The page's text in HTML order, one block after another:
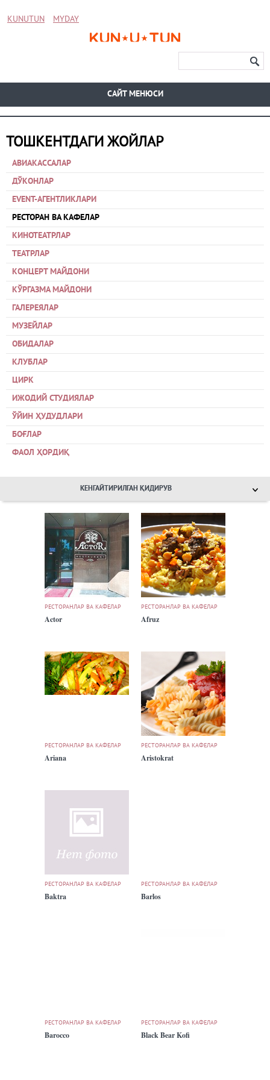
KUNUTUN MYDAY
CАЙТ МЕНЮСИ
ТОШКЕНТДАГИ ЖОЙЛАР
АВИАКАССАЛАР
ДЎКОНЛАР
EVENT-АГЕНТЛИКЛАРИ
РЕСТОРАН ВА КАФЕЛАР
КИНОТЕАТРЛАР
ТЕАТРЛАР
КОНЦЕРТ МАЙДОНИ
КЎРГАЗМА МАЙДОНИ
ГАЛЕРЕЯЛАР
МУЗЕЙЛАР
ОБИДАЛАР
КЛУБЛАР
ЦИРК
ИЖОДИЙ СТУДИЯЛАР
ЎЙИН ҲУДУДЛАРИ
БОҒЛАР
ФАОЛ ҲОРДИҚ
КЕНГАЙТИРИЛГАН ҚИДИРУВ
РЕСТОРАНЛАР ВА КАФЕЛАР
Actor
РЕСТОРАНЛАР ВА КАФЕЛАР
Afruz
РЕСТОРАНЛАР ВА КАФЕЛАР
Ariana
РЕСТОРАНЛАР ВА КАФЕЛАР
Aristokrat
РЕСТОРАНЛАР ВА КАФЕЛАР
Baktra
РЕСТОРАНЛАР ВА КАФЕЛАР
Barlos
РЕСТОРАНЛАР ВА КАФЕЛАР
Barocco
РЕСТОРАНЛАР ВА КАФЕЛАР
Black Bear Kofi